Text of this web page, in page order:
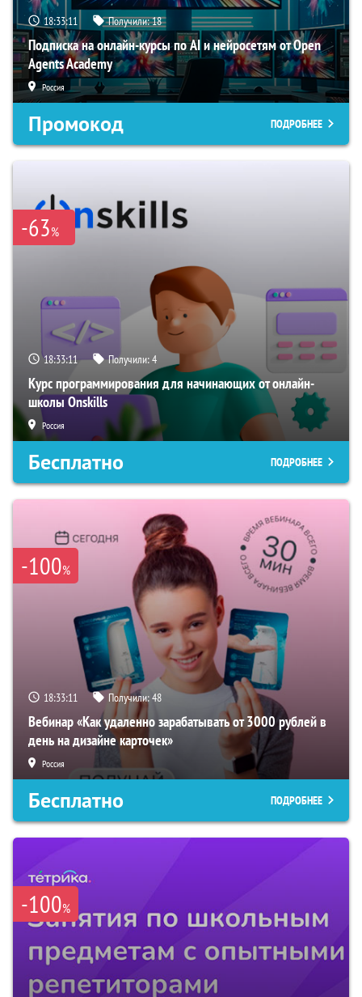
18:33:10 Получили:18
Подписка на онлайн-курсы по AI и нейросетям от Open
Agents Academy
Россия
Промокод ПОДРОБНЕЕ
-63%
18:33:10 Получили:4
Курс программирования для начинающих от онлайн-
школы Onskills
Россия
Бесплатно ПОДРОБНЕЕ
-100%
18:33:10 Получили:48
Вебинар «Как удаленно зарабатывать от 3000 рублей в
день на дизайне карточек»
Россия
Бесплатно ПОДРОБНЕЕ
-100%